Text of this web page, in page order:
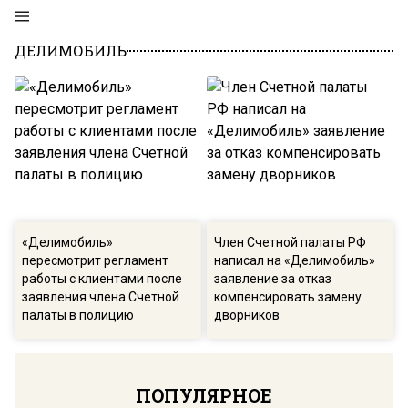
ДЕЛИМОБИЛЬ
«Делимобиль»
пересмотрит регламент
работы с клиентами после
заявления члена Счетной
палаты в полицию
Член Счетной палаты РФ
написал на «Делимобиль»
заявление за отказ
компенсировать замену
дворников
ПОПУЛЯРНОЕ